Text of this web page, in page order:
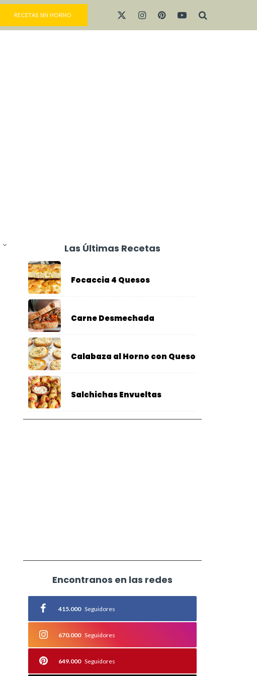
RECETAS SIN HORNO
Las Últimas Recetas
Focaccia 4 Quesos
Carne Desmechada
Calabaza al Horno con Queso
Salchichas Envueltas
Encontranos en las redes
415.000 Seguidores
670.000 Seguidores
649.000 Seguidores